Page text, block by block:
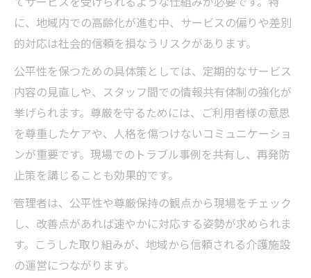
に、地域内での高齢化が進む中、サービスの偏りや差別
的対応は社会的信頼を損なうリスクがあります。
公平性を保つための具体策としては、定期的なサービス
内容の見直しや、スタッフ間での情報共有体制の強化が
挙げられます。尊厳を守るためには、ご利用者様の意思
を尊重したケアや、人格を傷つけないコミュニケーショ
ンが重要です。現場でのトラブル事例を共有し、再発防
止策を講じることも効果的です。
管理者は、公平性や尊厳保持の観点から現場をチェック
し、改善点があれば速やかに対応する姿勢が求められま
す。こうした取り組みが、地域から信頼される介護施設
の運営につながります。